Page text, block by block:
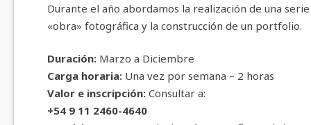
Durante el año abordamos la realización de una
«obra» fotográfica y la construcción de un portfolio.
Duración: Marzo a Diciembre
Carga horaria: Una vez por semana – 2 horas
Valor e inscripción: Consultar a:
+54 9 11 2460-4640